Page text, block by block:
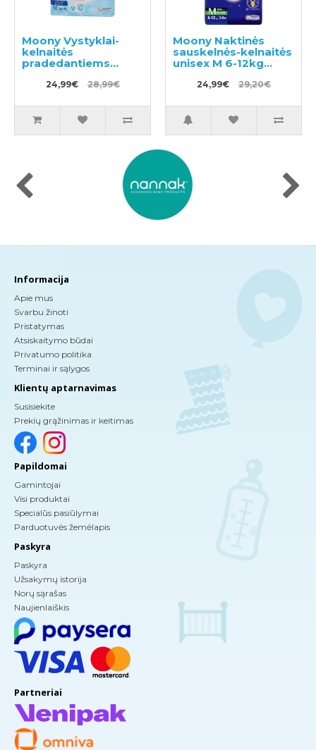
Moony Vystyklai-
kelnaitės
pradedantiems
ropinėti PM 5–10kg
56vnt24,99€ 28,99€
Moony Naktinės
sauskelnės-kelnaitės
unisex M 6-12kg
24,99€ 29,20€
Informacija
Apie mus
Svarbu žinoti
Pristatymas
Atsiskaitymo būdai
Privatumo politika
Terminai ir sąlygos
Klientų aptarnavimas
Susisiekite
Prekių grąžinimas ir keitimas
Papildomai
Gamintojai
Visi produktai
Specialūs pasiūlymai
Parduotuvės žemėlapis
Paskyra
Paskyra
Užsakymų istorija
Norų sąrašas
Naujienlaiškis
Partneriai